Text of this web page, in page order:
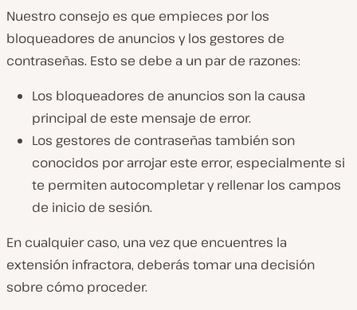
Nuestro consejo es que empieces por los
bloqueadores de anuncios y los gestores de
contraseñas. Esto se debe a un par de razones:
Los bloqueadores de anuncios son la causa
principal de este mensaje de error.
Los gestores de contraseñas también son
conocidos por arrojar este error, especialmente si
te permiten autocompletar y rellenar los campos
de inicio de sesión.
En cualquier caso, una vez que encuentres la
extensión infractora, deberás tomar una decisión
sobre cómo proceder.